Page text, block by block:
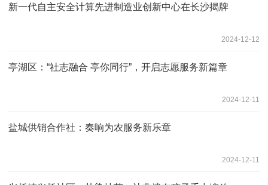
新一代自主安全计算先进制造业创新中心在长沙揭牌
2024-12-12
亭湖区：“社志融合 亭你同行”，开启志愿服务新篇章
2024-12-11
盐城供销合作社：奏响为农服务新乐章
2024-12-11